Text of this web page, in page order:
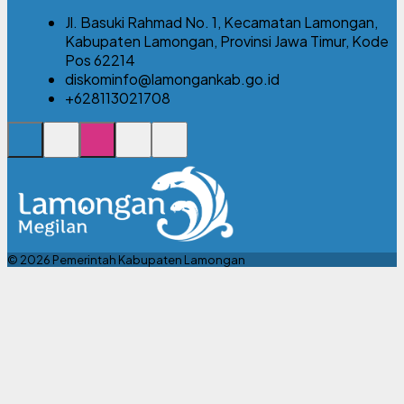
Jl. Basuki Rahmad No. 1, Kecamatan Lamongan,
Kabupaten Lamongan, Provinsi Jawa Timur, Kode
Pos 62214
diskominfo@lamongankab.go.id
+628113021708
© 2026 Pemerintah Kabupaten Lamongan